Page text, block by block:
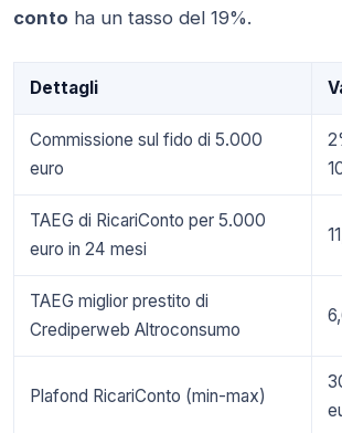
conto ha un tasso del 19%.
Dettagli
Commissione sul fido di 5.000
euro
TAEG di RicariConto per 5.000
euro in 24 mesi
TAEG miglior prestito di
Crediperweb Altroconsumo
Plafond RicariConto (min-max)